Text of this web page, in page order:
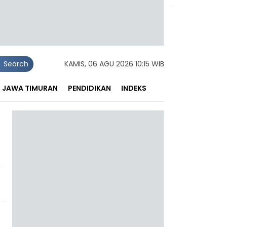
Search KAMIS, 06 AGU 2026 10:15 WIB
JAWA TIMURAN PENDIDIKAN INDEKS